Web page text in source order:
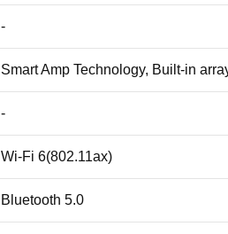
-
Smart Amp Technology, Built-in
-
Wi-Fi 6(802.11ax)
Bluetooth 5.0